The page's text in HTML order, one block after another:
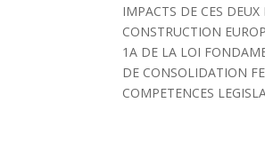
IMPACTS DE CES
CONSTRUCTION
1A DE LA LOI
DE CONSOLIDATION
COMPETENCES